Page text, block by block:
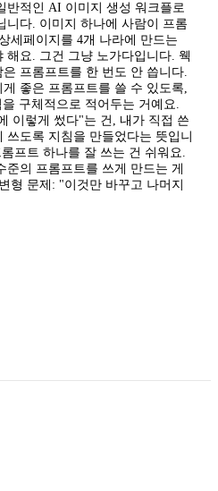
반적인 AI 이미지 생성 워크플로
니다. 이미지 하나에 사람이 프롬
세페이지를 4개 나라에 만드는
해요. 그건 그냥 노가다입니다. 웩
프롬프트를 한 번도 안 씁니다.
좋은 프롬프트를 쓸 수 있도록,
구체적으로 적어두는 거예요.
이렇게 썼다"는 건, 내가 직접 쓴
도록 지침을 만들었다는 뜻입니
프트 하나를 잘 쓰는 건 쉬워요.
의 프롬프트를 쓰게 만드는 게
형 문제: "이것만 바꾸고 나머지